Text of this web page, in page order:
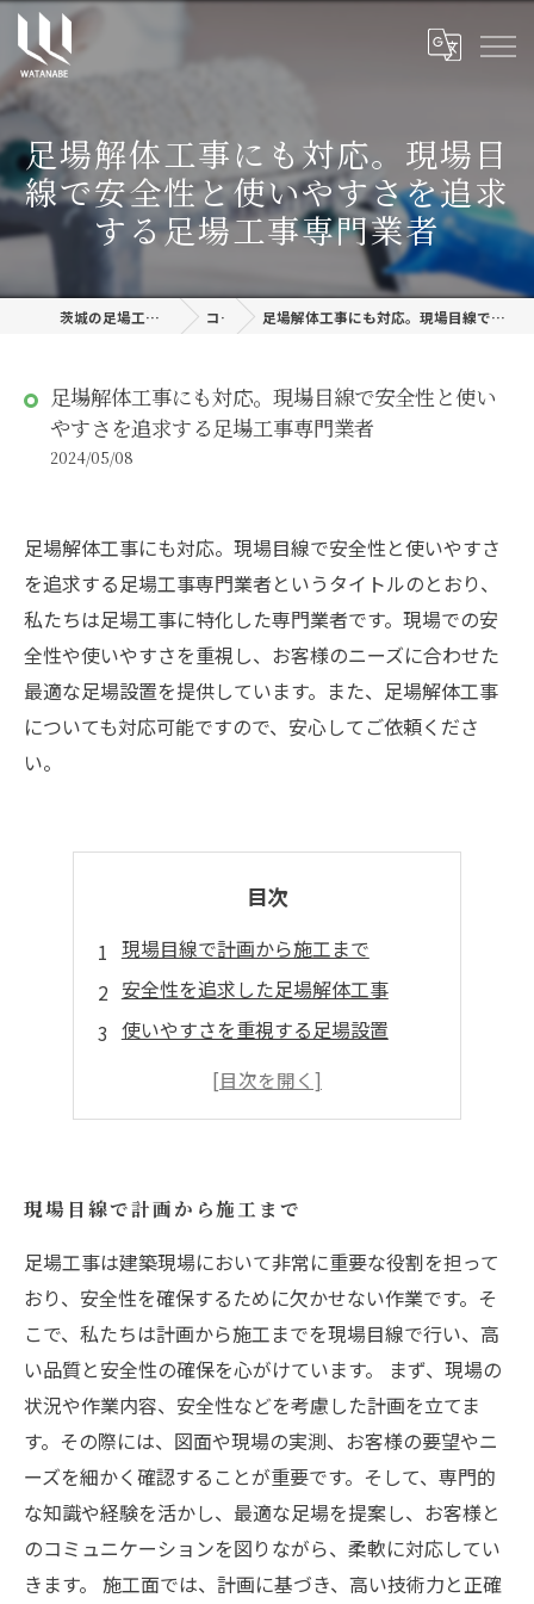
足場解体工事にも対応。現場目
線で安全性と使いやすさを追求
する足場工事専門業者
茨城の足場工事なら株式会社渡邊建設 コラム 足場解体工事にも対応。現場目線で安全性と使いやすさを追求する足場工事専門業者
足場解体工事にも対応。現場目線で安全性と使い
やすさを追求する足場工事専門業者
2024/05/08
足場解体工事にも対応。現場目線で安全性と使いやすさ
を追求する足場工事専門業者というタイトルのとおり、
私たちは足場工事に特化した専門業者です。現場での安
全性や使いやすさを重視し、お客様のニーズに合わせた
最適な足場設置を提供しています。また、足場解体工事
についても対応可能ですので、安心してご依頼くださ
い。
目次
現場目線で計画から施工まで
安全性を追求した足場解体工事
使いやすさを重視する足場設置
経験豊富な職人が手掛ける足場工事
現場目線で計画から施工まで
足場工事は建築現場において非常に重要な役割を担って
おり、安全性を確保するために欠かせない作業です。そ
こで、私たちは計画から施工までを現場目線で行い、高
い品質と安全性の確保を心がけています。 まず、現場の
状況や作業内容、安全性などを考慮した計画を立てま
す。その際には、図面や現場の実測、お客様の要望やニ
ーズを細かく確認することが重要です。そして、専門的
な知識や経験を活かし、最適な足場を提案し、お客様と
のコミュニケーションを図りながら、柔軟に対応してい
きます。 施工面では、計画に基づき、高い技術力と正確